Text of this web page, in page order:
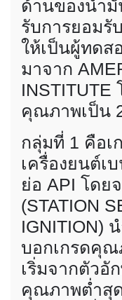
ด้านของน้ำมั
รับการยอมรั
ให้เป็นผู้ทดส
มาจาก
INSTITUTE
คุณภาพเป็น
กลุ่มที่ 1 คือ
เครื่องยนต์เ
ย่อ API โดย
(STATION
IGNITION)
บอกเกรดคุณ
เริ่มจากตัวอั
คุณภาพต่ำสุ